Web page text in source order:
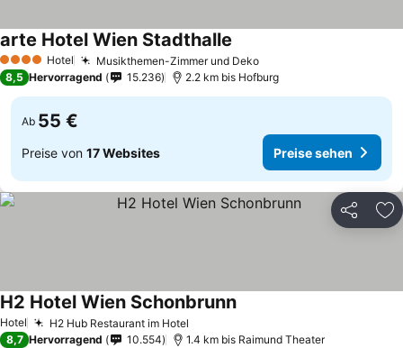
4 Sterne Hotel Musikthemen-Zimmer und Deko
arte Hotel Wien Stadthalle
8,5 Hervorragend 15.236 2.2 km bis Hofburg
Ab 55 €
Preise von 17 Websites Preise sehen
Teilen
Hotel H2 Hub Restaurant im Hotel
H2 Hotel Wien Schonbrunn
8,7 Hervorragend 10.554 1.4 km bis Raimund Theater